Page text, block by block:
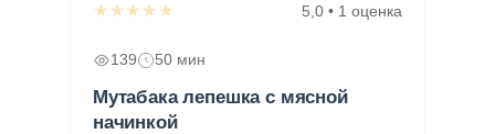
★★★★★ 5,0 • 1 оценка
139 50 мин
Мутабака лепешка с мясной
начинкой